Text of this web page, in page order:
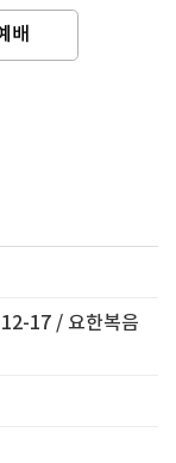
배
17 / 요한복음